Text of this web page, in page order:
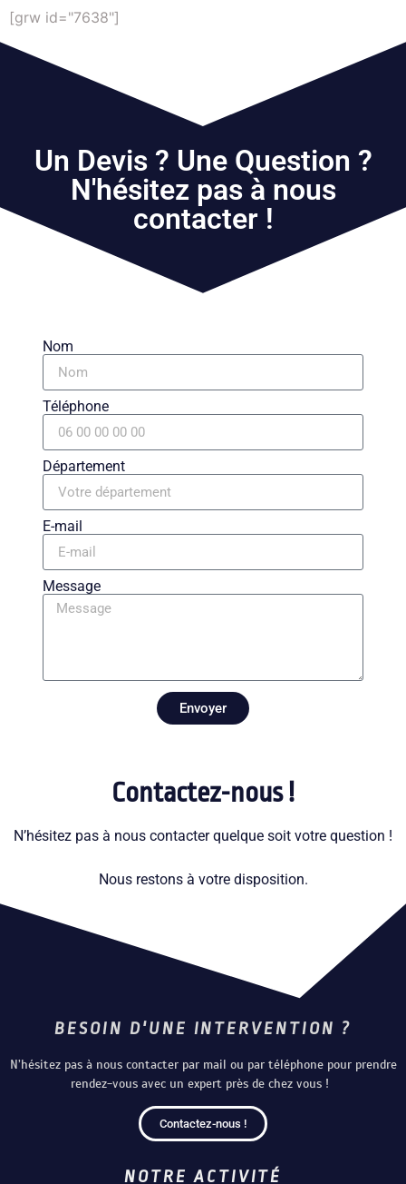
[grw id="7638"]
Un Devis ? Une Question ?
N'hésitez pas à nous
contacter !
Nom
Téléphone
Département
E-mail
Message
Envoyer
Contactez-nous !
N’hésitez pas à nous contacter quelque soit votre question !
Nous restons à votre disposition.
BESOIN D'UNE INTERVENTION ?
N’hésitez pas à nous contacter par mail ou par téléphone pour prendre
rendez-vous avec un expert près de chez vous !
Contactez-nous !
NOTRE ACTIVITÉ